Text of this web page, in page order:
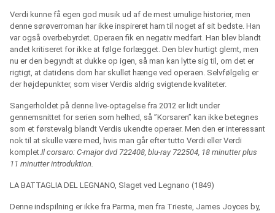
Verdi kunne få egen god musik ud af de mest umulige historier, men
denne sørøverroman har ikke inspireret ham til noget af sit bedste. Han
var også overbebyrdet. Operaen fik en negativ medfart. Han blev blandt
andet kritiseret for ikke at følge forlægget. Den blev hurtigt glemt, men
nu er den begyndt at dukke op igen, så man kan lytte sig til, om det er
rigtigt, at datidens dom har skullet hænge ved operaen. Selvfølgelig er
der højdepunkter, som viser Verdis aldrig svigtende kvaliteter.
Sangerholdet på denne live-optagelse fra 2012 er lidt under
gennemsnittet for serien som helhed, så ”Korsaren” kan ikke betegnes
som et førstevalg blandt Verdis ukendte operaer. Men den er interessant
nok til at skulle være med, hvis man går efter tutto Verdi eller Verdi
komplet.Il corsaro: C-major dvd 722408, blu-ray 722504, 18 minutter plus
11 minutter introduktion.
LA BATTAGLIA DEL LEGNANO, Slaget ved Legnano (1849)
Denne indspilning er ikke fra Parma, men fra Trieste, James Joyces by,